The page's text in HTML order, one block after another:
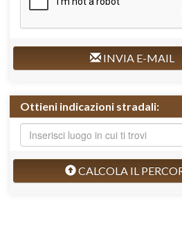
INVIA E-MAIL
Ottieni indicazioni stradali:
CALCOLA IL